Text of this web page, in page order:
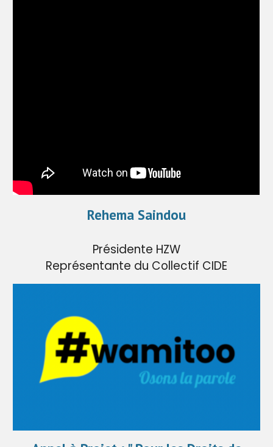
Rehema Saindou
Présidente HZW
Représentante du Collectif CIDE